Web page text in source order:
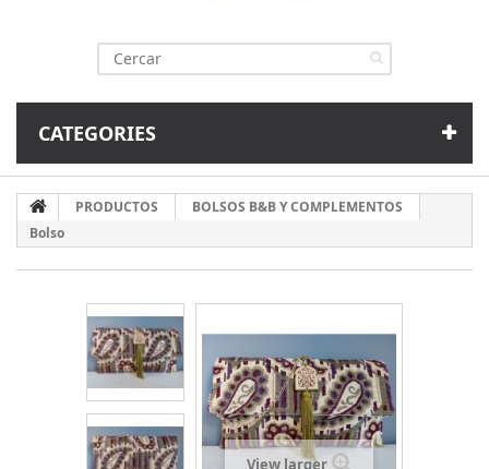
CATEGORIES
PRODUCTOS
BOLSOS B&B Y COMPLEMENTOS
Bolso
View larger